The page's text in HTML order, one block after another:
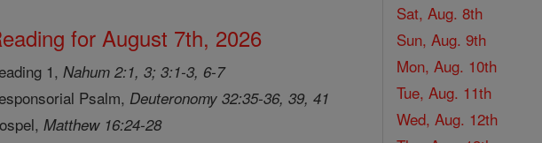
for August 7th, 2026
1,Nahum 2:1, 3; 3:1-3, 6-7
Psalm, Deuteronomy 32:35-36, 39, 41
Matthew 16:24-28
Sat, Aug. 8th
Sun, Aug. 9th
Mon, Aug. 10th
Tue, Aug. 11th
Wed, Aug. 12th